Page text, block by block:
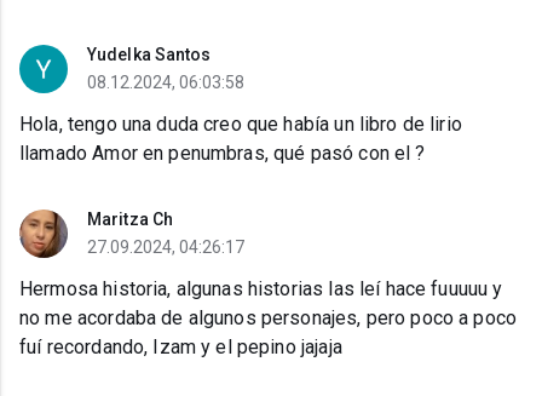
Yudelka Santos
08.12.2024, 06:03:58
Hola, tengo una duda creo que había un libro de lirio
llamado Amor en penumbras, qué pasó con el ?
Maritza Ch
27.09.2024, 04:26:17
Hermosa historia, algunas historias las leí hace fuuuuu y
no me acordaba de algunos personajes, pero poco a poco
fuí recordando, Izam y el pepino jajaja